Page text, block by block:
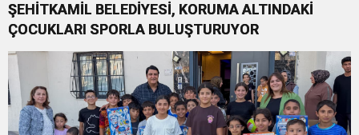
ŞEHİTKAMİL BELEDİYESİ, KORUMA ALTINDAKİ
ÇOCUKLARI SPORLA BULUŞTURUYOR